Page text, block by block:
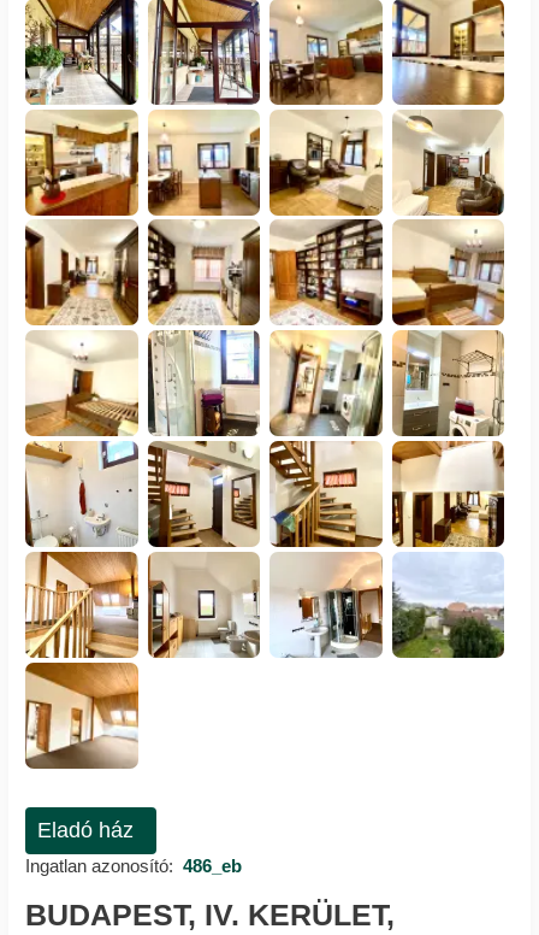
Eladó ház
Ingatlan azonosító: 486_eb
BUDAPEST, IV. KERÜLET,